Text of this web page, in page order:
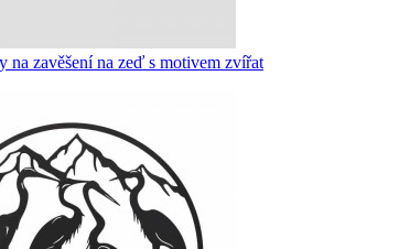
na zavěšení na zeď s motivem zvířat